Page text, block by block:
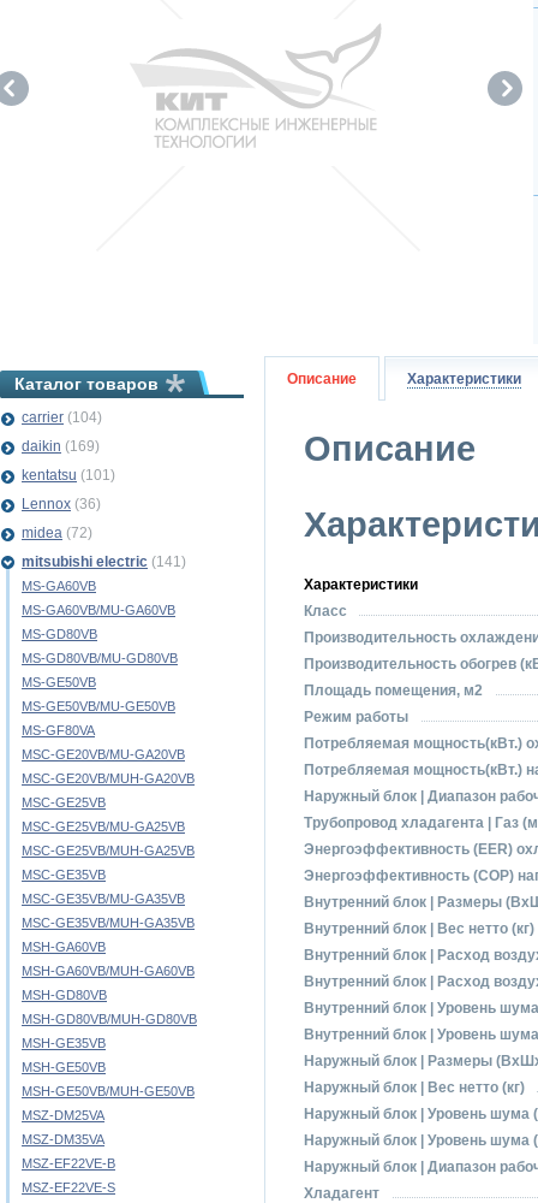
Описание Характеристики
Описание
Характеристики
Класс
Производительность
Производительность обогрев
Площадь помещения, м2
Режим работы
Потребляемая мощность(кВт.)
Потребляемая мощность(кВт.)
Наружный блок | Диапазон
Трубопровод хладагента | Газ
Энергоэффективность (EЕR)
Энергоэффективность (СОР)
Внутренний блок | Размеры
Внутренний блок | Вес нетто (кг)
Внутренний блок | Расход
Внутренний блок | Расход
Внутренний блок | Уровень
Внутренний блок | Уровень
Наружный блок | Размеры
Наружный блок | Вес нетто (кг)
Наружный блок | Уровень шума
Наружный блок | Уровень шума
Наружный блок | Диапазон
Хладагент
Каталог товаров
carrier (104)
daikin (169)
kentatsu (101)
Lennox (36)
midea (72)
mitsubishi electric (141)
MS-GA60VB
MS-GA60VB/MU-GA60VB
MS-GD80VB
MS-GD80VB/MU-GD80VB
MS-GE50VB
MS-GE50VB/MU-GE50VB
MS-GF80VA
MSC-GE20VB/MU-GA20VB
MSC-GE20VB/MUH-GA20VB
MSC-GE25VB
MSC-GE25VB/MU-GA25VB
MSC-GE25VB/MUH-GA25VB
MSC-GE35VB
MSC-GE35VB/MU-GA35VB
MSC-GE35VB/MUH-GA35VB
MSH-GA60VB
MSH-GA60VB/MUH-GA60VB
MSH-GD80VB
MSH-GD80VB/MUH-GD80VB
MSH-GE35VB
MSH-GE50VB
MSH-GE50VB/MUH-GE50VB
MSZ-DM25VA
MSZ-DM35VA
MSZ-EF22VE-B
MSZ-EF22VE-S